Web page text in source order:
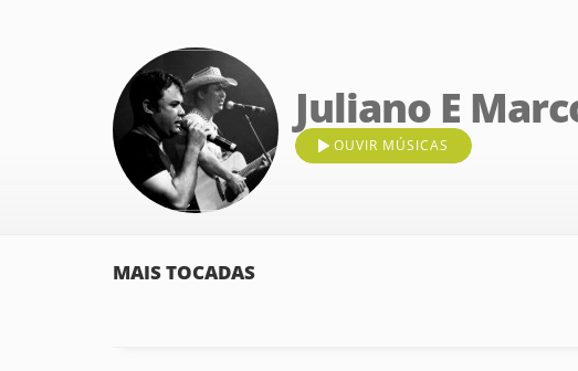
Juliano E
OUVIR MÚSICAS
MAIS TOCADAS